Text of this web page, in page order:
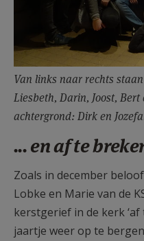
Van links naar rechts
Liesbeth, Darin, Joost, Bert
achtergrond: Dirk en
... en af te
Zoals in december
Lobke en Marie van de
kerstgerief in de kerk ‘af
jaartje weer op te